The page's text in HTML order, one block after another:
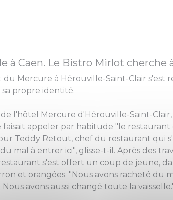
à Caen. Le Bistro Mirlot cherche
du Mercure à Hérouville-Saint-Clair s'est
sa propre identité.
de l'hôtel Mercure d'Hérouville-Saint-
faisait appeler par habitude "le
Teddy Retout, chef du restaurant qui
mal à entrer ici", glisse-t-il. Après des
s'est offert un coup de jeune,
et orangées. "Nous avons racheté du
avons aussi changé toute la